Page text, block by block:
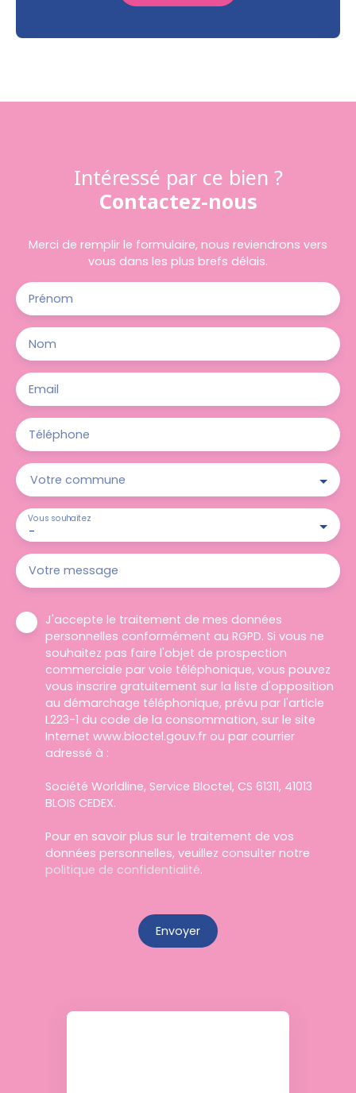
Intéressé par ce bien ?
Contactez-nous
Merci de remplir le formulaire, nous reviendrons vers
vous dans les plus brefs délais.
Prénom
Nom
Email
Téléphone
Votre commune
-
Vous souhaitez
Votre message
J'accepte le traitement de mes données
personnelles conformément au RGPD. Si vous ne
souhaitez pas faire l'objet de prospection
commerciale par voie téléphonique, vous pouvez
vous inscrire gratuitement sur la liste d'opposition
au démarchage téléphonique, prévu par l'article
L223-1 du code de la consommation, sur le site
Internet www.bloctel.gouv.fr ou par courrier
adressé à :
Société Worldline, Service Bloctel, CS 61311, 41013
BLOIS CEDEX.
Pour en savoir plus sur le traitement de vos
données personnelles, veuillez consulter notre
politique de confidentialité.
Envoyer